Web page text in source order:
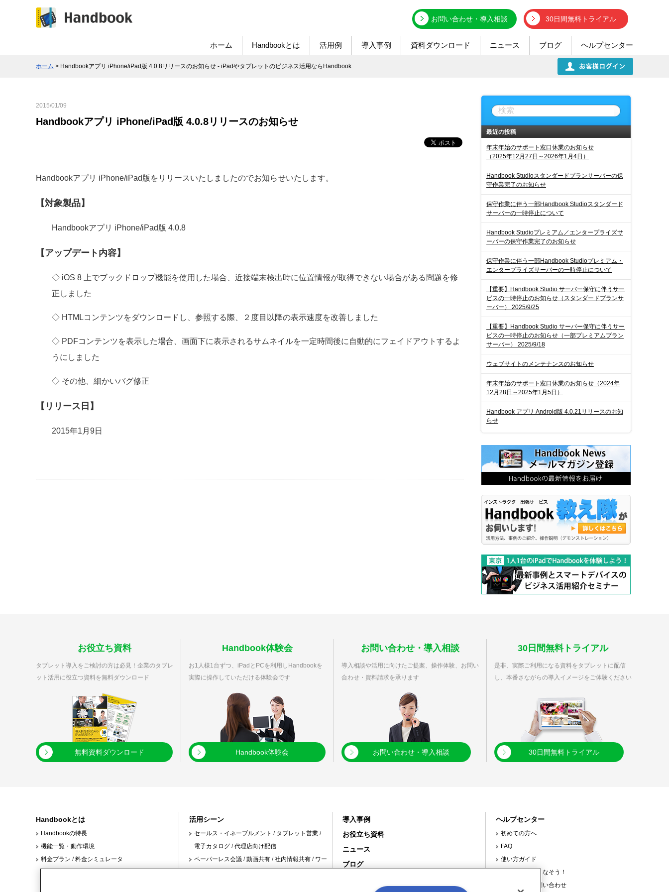
お問い合わせ・導入相談 30日間無料トライアル
ホーム Handbookとは 活用例 導入事例 資料ダウンロード ニュース ブログ ヘルプセンター
ホーム > Handbookアプリ iPhone/iPad版 4.0.8リリースのお知らせ - iPadやタブレットのビジネス活用ならHandbook
2015/01/09
Handbookアプリ iPhone/iPad版 4.0.8リリースのお知らせ
Handbookアプリ iPhone/iPad版をリリースいたしましたのでお知らせいたします。
【対象製品】
Handbookアプリ iPhone/iPad版 4.0.8
【アップデート内容】
◇ iOS 8 上でブックドロップ機能を使用した場合、近接端末検出時に位置情報が取得できない場合がある問題を修
正しました
◇ HTMLコンテンツをダウンロードし、参照する際、２度目以降の表示速度を改善しました
◇ PDFコンテンツを表示した場合、画面下に表示されるサムネイルを一定時間後に自動的にフェイドアウトするよ
うにしました
◇ その他、細かいバグ修正
【リリース日】
2015年1月9日
最近の投稿
年末年始のサポート窓口休業のお知らせ
（2025年12月27日～2026年1月4日）
Handbook Studioスタンダードプランサーバーの保
守作業完了のお知らせ
保守作業に伴う一部Handbook Studioスタンダード
サーバーの一時停止について
Handbook Studioプレミアム／エンタープライズサ
ーバーの保守作業完了のお知らせ
保守作業に伴う一部Handbook Studioプレミアム・
エンタープライズサーバーの一時停止について
【重要】Handbook Studio サーバー保守に伴うサー
ビスの一時停止のお知らせ（スタンダードプランサ
ーバー） 2025/9/25
【重要】Handbook Studio サーバー保守に伴うサー
ビスの一時停止のお知らせ（一部プレミアムプラン
サーバー） 2025/9/18
ウェブサイトのメンテナンスのお知らせ
年末年始のサポート窓口休業のお知らせ（2024年
12月28日～2025年1月5日）
Handbook アプリ Android版 4.0.21リリースのお知
らせ
お役立ち資料
タブレット導入をご検討の方は必見！企業のタブレ
ット活用に役立つ資料を無料ダウンロード
無料資料ダウンロード
Handbook体験会
お1人様1台ずつ、iPadとPCを利用しHandbookを
実際に操作していただける体験会です
Handbook体験会
お問い合わせ・導入相談
導入相談や活用に向けたご提案、操作体験、お問い
合わせ・資料請求を承ります
お問い合わせ・導入相談
30日間無料トライアル
是非、実際ご利用になる資料をタブレットに配信
し、本番さながらの導入イメージをご体験ください
30日間無料トライアル
Handbookとは
Handbookの特長
機能一覧・動作環境
料金プラン /料金シミュレータ
活用シーン
セールス・イネーブルメント / タブレット営業 /
電子カタログ /代理店向け配信
ペーパーレス会議 /動画共有 /社内情報共有 / ワー
導入事例
お役立ち資料
ニュース
ブログ
ヘルプセンター
初めての方へ
FAQ
使い方ガイド
【連載】使いこなそう！
サポートへの問い合わせ